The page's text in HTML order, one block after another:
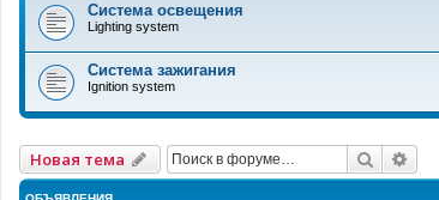
Система освещения
Lighting system
Система зажигания
Ignition system
Новая тема Поиск